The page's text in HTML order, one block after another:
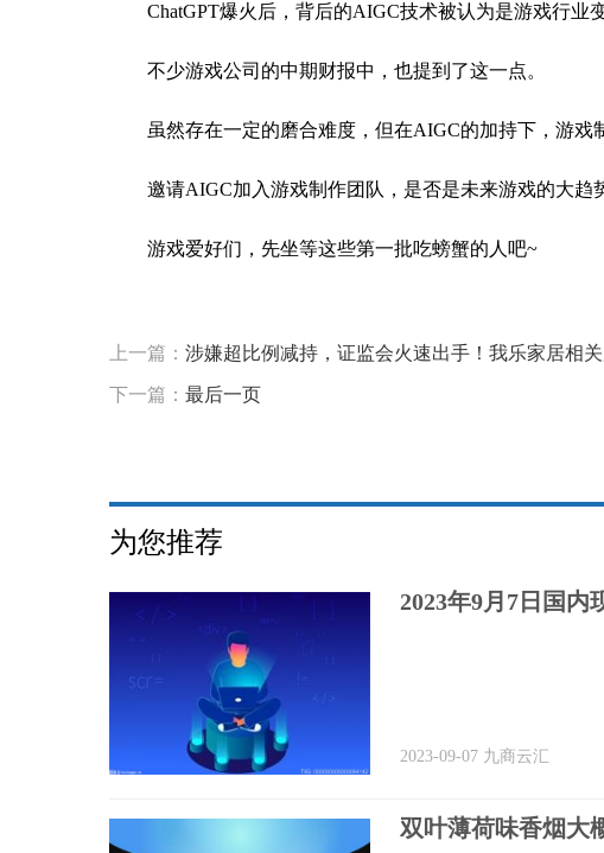
ChatGPT爆火后，背后的AIGC技术被认为是游戏行业
不少游戏公司的中期财报中，也提到了这一点。
虽然存在一定的磨合难度，但在AIGC的加持下，游戏
邀请AIGC加入游戏制作团队，是否是未来游戏的大趋
游戏爱好们，先坐等这些第一批吃螃蟹的人吧~
上一篇： 涉嫌超比例减持，证监会火速出手！我乐家居相
下一篇： 最后一页
为您推荐
2023年9月7日国内
2023-09-07 九商云汇
双叶薄荷味香烟大